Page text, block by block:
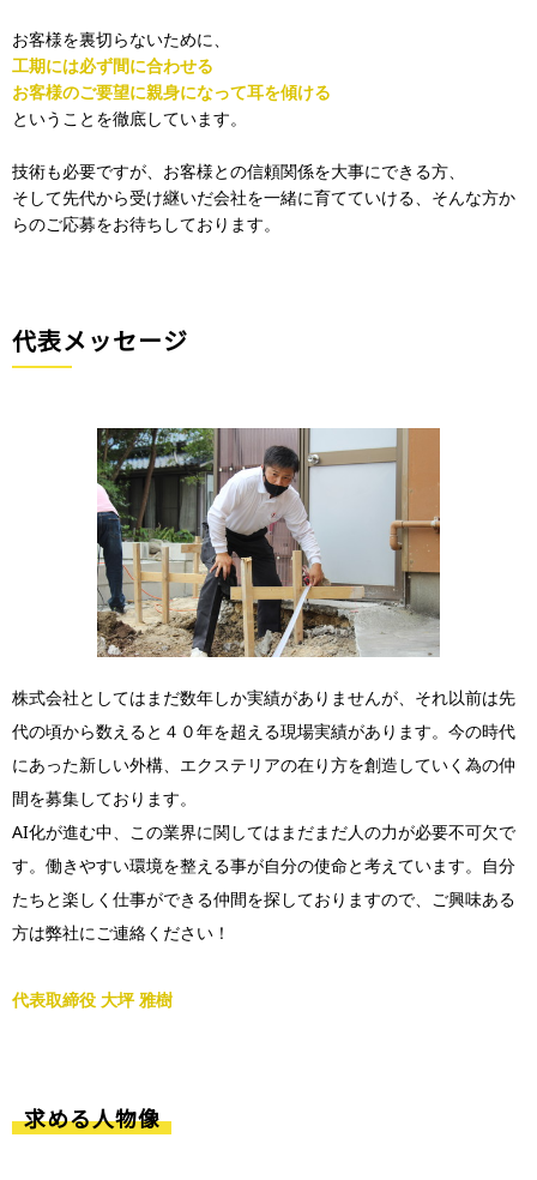
お客様を裏切らないために、
工期には必ず間に合わせる
お客様のご要望に親身になって耳を傾ける
ということを徹底しています。
技術も必要ですが、お客様との信頼関係を大事にできる方、
そして先代から受け継いだ会社を一緒に育てていける、そんな方か
らのご応募をお待ちしております。
代表メッセージ
株式会社としてはまだ数年しか実績がありませんが、それ以前は先
代の頃から数えると４０年を超える現場実績があります。今の時代
にあった新しい外構、エクステリアの在り方を創造していく為の仲
間を募集しております。
AI化が進む中、この業界に関してはまだまだ人の力が必要不可欠で
す。働きやすい環境を整える事が自分の使命と考えています。自分
たちと楽しく仕事ができる仲間を探しておりますので、ご興味ある
方は弊社にご連絡ください！
代表取締役 大坪 雅樹
求める人物像